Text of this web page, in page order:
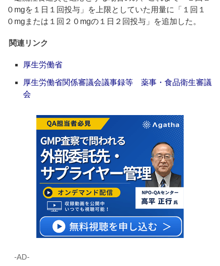
０mgを１日１回投与」を上限としていた用量に「１回１
０mgまたは１回２０mgの１日２回投与」を追加した。
関連リンク
厚生労働省
厚生労働省関係審議会議事録等 薬事・食品衛生審議
会
‐AD‐